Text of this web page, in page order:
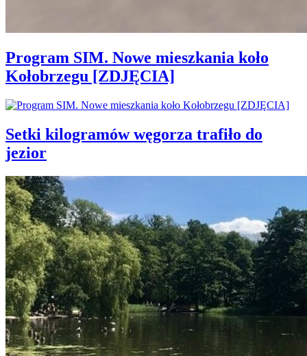
Program SIM. Nowe mieszkania koło
Kołobrzegu [ZDJĘCIA]
Setki kilogramów węgorza trafiło do
jezior